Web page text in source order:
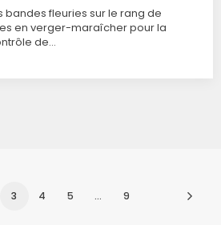
bandes fleuries sur le rang de
en verger-maraîcher pour la
de…
3 4 5 … 9